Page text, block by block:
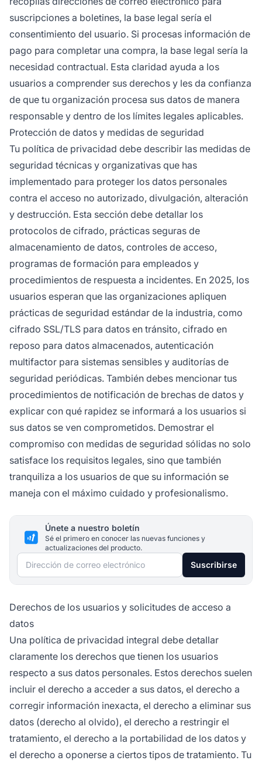
suscripciones a boletines, la base legal sería el
consentimiento del usuario. Si procesas información de
pago para completar una compra, la base legal sería la
necesidad contractual. Esta claridad ayuda a los
usuarios a comprender sus derechos y les da confianza
de que tu organización procesa sus datos de manera
responsable y dentro de los límites legales aplicables.
Protección de datos y medidas de seguridad
Tu política de privacidad debe describir las medidas de
seguridad técnicas y organizativas que has
implementado para proteger los datos personales
contra el acceso no autorizado, divulgación, alteración
y destrucción. Esta sección debe detallar los
protocolos de cifrado, prácticas seguras de
almacenamiento de datos, controles de acceso,
programas de formación para empleados y
procedimientos de respuesta a incidentes. En 2025, los
usuarios esperan que las organizaciones apliquen
prácticas de seguridad estándar de la industria, como
cifrado SSL/TLS para datos en tránsito, cifrado en
reposo para datos almacenados, autenticación
multifactor para sistemas sensibles y auditorías de
seguridad periódicas. También debes mencionar tus
procedimientos de notificación de brechas de datos y
explicar con qué rapidez se informará a los usuarios si
sus datos se ven comprometidos. Demostrar el
compromiso con medidas de seguridad sólidas no solo
satisface los requisitos legales, sino que también
tranquiliza a los usuarios de que su información se
maneja con el máximo cuidado y profesionalismo.
Únete a nuestro boletín
Sé el primero en conocer las nuevas funciones y
actualizaciones del producto.
Dirección de correo electrónico Suscribirse
Derechos de los usuarios y solicitudes de acceso a
datos
Una política de privacidad integral debe detallar
claramente los derechos que tienen los usuarios
respecto a sus datos personales. Estos derechos suelen
incluir el derecho a acceder a sus datos, el derecho a
corregir información inexacta, el derecho a eliminar sus
datos (derecho al olvido), el derecho a restringir el
tratamiento, el derecho a la portabilidad de los datos y
el derecho a oponerse a ciertos tipos de tratamiento. Tu